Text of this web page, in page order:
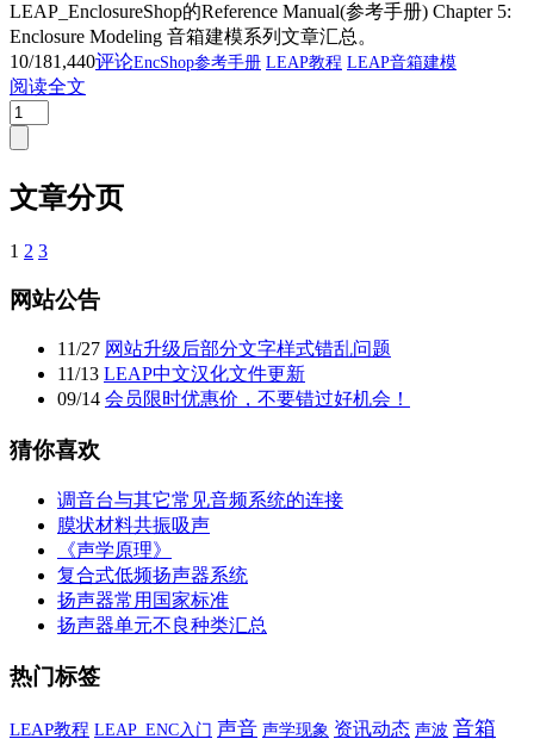
LEAP_EnclosureShop的Reference Manual(参考手册) Chapter 5:
Enclosure Modeling 音箱建模系列文章汇总。
10/181,440评论EncShop参考手册 LEAP教程 LEAP音箱建模
阅读全文
文章分页
1 2 3
网站公告
11/27 网站升级后部分文字样式错乱问题
11/13 LEAP中文汉化文件更新
09/14 会员限时优惠价，不要错过好机会！
猜你喜欢
调音台与其它常见音频系统的连接
膜状材料共振吸声
《声学原理》
复合式低频扬声器系统
扬声器常用国家标准
扬声器单元不良种类汇总
热门标签
LEAP教程 LEAP_ENC入门 声音 声学现象 资讯动态 声波 音箱